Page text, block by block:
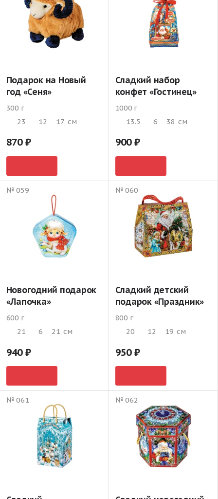
Подарок на Новый
год «Сеня»
300 г
23
12 17 см
870
Сладкий набор
конфет «Гостинец»
1000 г
13.5
6 38 см
900
№ 059
Новогодний подарок
«Лапочка»
600 г
21
6 21 см
940
№ 060
Сладкий детский
подарок «Праздник»
800 г
20
12 19 см
950
№ 061 № 062